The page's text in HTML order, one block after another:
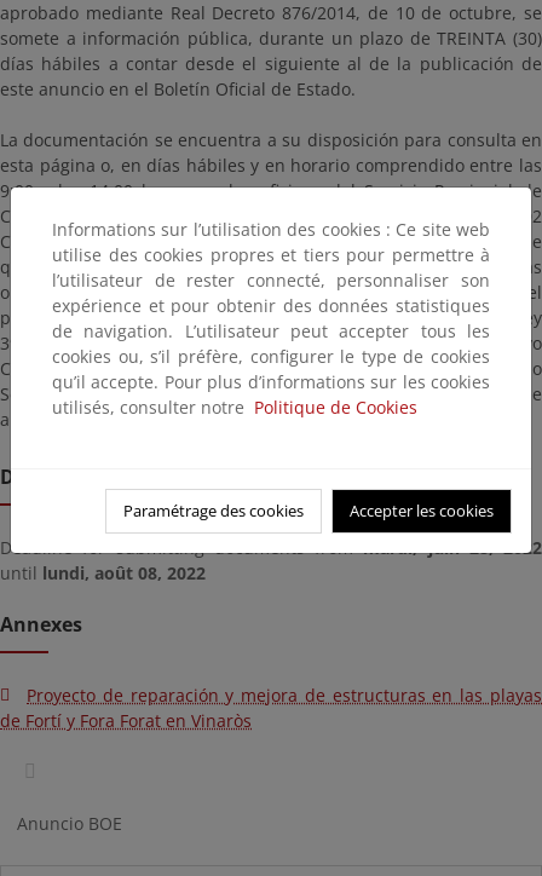
aprobado mediante Real Decreto 876/2014, de 10 de octubre, se
somete a información pública, durante un plazo de TREINTA (30)
días hábiles a contar desde el siguiente al de la publicación de
este anuncio en el Boletín Oficial de Estado.
La documentación se encuentra a su disposición para consulta en
esta página o, en días hábiles y en horario comprendido entre las
9:00 y las 14:00 horas, en las oficinas del Servicio Provincial de
Costas en Castellón situadas en la C/ Escultor Viciano nº 2, 12002
Castellón de la Plana (código identificación: EA0022597), a fin de
que cualquier persona o entidad pueda presentar las
observaciones o alegaciones que estime oportunas dentro del
plazo citado, según los mecanismos establecidos en la Ley
39/2015, de 1 de octubre, del Procedimiento Administrativo
Común de las Administraciones Públicas, dirigidas al mencionado
Servicio Provincial de Costas y citando las referencias que
aparecen en este anuncio.
Date limite de remise
Deadline for submitting documents frommardi, juin 28, 2022
until lundi, août 08, 2022
Annexes
Proyecto de reparación y mejora de estructuras en las playas
de Fortí y Fora Forat en Vinaròs
Anuncio BOE
Informations sur l’utilisation des cookies : Ce site web
utilise des cookies propres et tiers pour permettre à
l’utilisateur de rester connecté, personnaliser son
expérience et pour obtenir des données statistiques
de navigation. L’utilisateur peut accepter tous les
cookies ou, s’il préfère, configurer le type de cookies
qu’il accepte. Pour plus d’informations sur les cookies
utilisés, consulter notre Politique de Cookies
Paramétrage des cookies Accepter les cookies